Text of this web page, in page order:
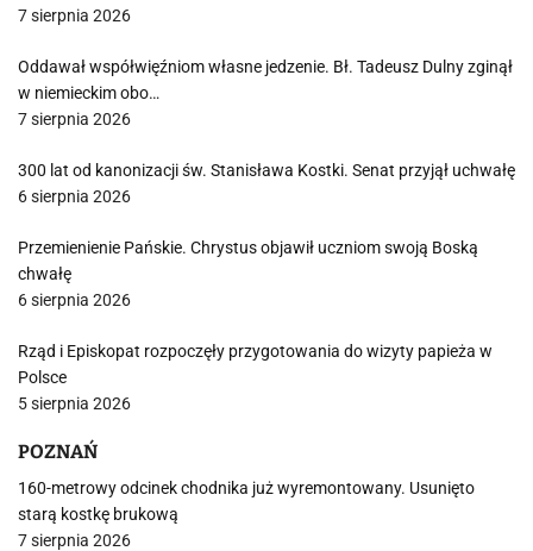
7 sierpnia 2026
Oddawał współwięźniom własne jedzenie. Bł. Tadeusz Dulny zginął
w niemieckim obo…
7 sierpnia 2026
300 lat od kanonizacji św. Stanisława Kostki. Senat przyjął uchwałę
6 sierpnia 2026
Przemienienie Pańskie. Chrystus objawił uczniom swoją Boską
chwałę
6 sierpnia 2026
Rząd i Episkopat rozpoczęły przygotowania do wizyty papieża w
Polsce
5 sierpnia 2026
POZNAŃ
160-metrowy odcinek chodnika już wyremontowany. Usunięto
starą kostkę brukową
7 sierpnia 2026